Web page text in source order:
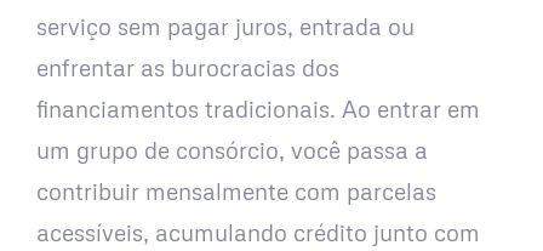
serviço sem pagar juros, entrada ou
enfrentar as burocracias dos
financiamentos tradicionais. Ao entrar em
um grupo de consórcio, você passa a
contribuir mensalmente com parcelas
acessíveis, acumulando crédito junto com